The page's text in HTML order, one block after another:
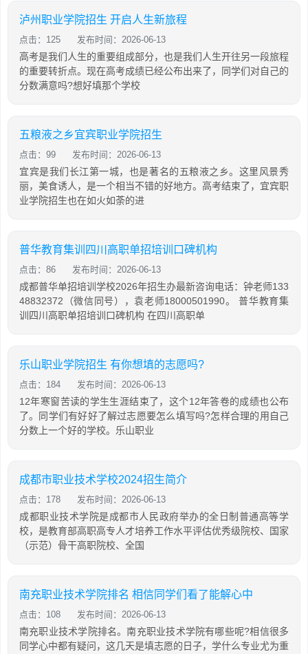
泸州职业学院招生 开启人生新旅程
点击：125 发布时间：2026-06-13
高考是我们人生的重要组成部分，也是我们人生开往另一段旅程
的重要转折点。现在高考成绩已经公布出来了，同学们对自己的
分数满意吗?想好填那个学校
五粮液之乡宜宾职业学院招生
点击：99 发布时间：2026-06-13
宜宾是我们长江第一城，也是著名的五粮液之乡。这里风景秀
丽，美食诱人，是一个相当不错的好地方。高考结束了，宜宾职
业学院招生也在如火如荼的进
普华教育集训四川高职单招培训口碑机构
点击：86 发布时间：2026-06-13
成都普华单招培训学校2026年招生办最新咨询电话：钟老师133
48832372（微信同号），袁老师18000501990。 普华教育集
训四川高职单招培训口碑机构 在四川高职单
乐山职业学院招生 有你想填的志愿吗?
点击：184 发布时间：2026-06-13
12年寒窗苦读的学生生涯结束了，这个12年答卷的成绩也公布
了。同学们有好好了解过志愿要怎么填写吗?怎样合理的用自己
分数上一个好的学校。乐山职业
成都市职业技术学校2024招生简介
点击：178 发布时间：2026-06-13
成都职业技术学院是成都市人民政府举办的全日制普通高等学
校，是教育部高职高专人才培养工作水平评估优秀级院校、国家
（示范）骨干高职院校、全国
南充职业技术学院排名 相信同学们看了能解心中
点击：108 发布时间：2026-06-13
南充职业技术学院排名。南充职业技术学院有哪些呢?相信很多
同学心中都有疑问，这几天是填志愿的日子，学什么专业尤为重